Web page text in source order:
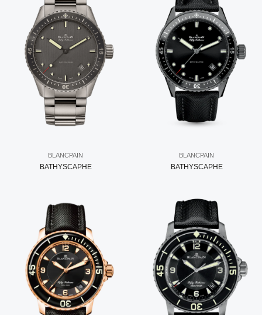
BLANCPAIN
BATHYSCAPHE
BLANCPAIN
BATHYSCAPHE